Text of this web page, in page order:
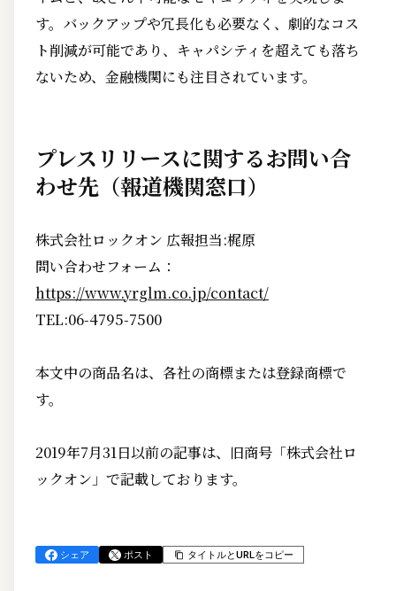
す。バックアップや冗長化も必要なく、劇的なコス
ト削減が可能であり、キャパシティを超えても落ち
ないため、金融機関にも注目されています。
プレスリリースに関するお問い合
わせ先（報道機関窓口）
株式会社ロックオン 広報担当:梶原
問い合わせフォーム：
https://www.yrglm.co.jp/contact/
TEL:06-4795-7500
本文中の商品名は、各社の商標または登録商標で
す。
2019年7月31日以前の記事は、旧商号「株式会社ロ
ックオン」で記載しております。
シェア ポスト タイトルとURLをコピー